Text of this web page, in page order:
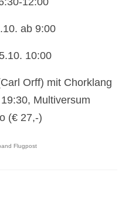
ab 9:00
10:00
Orff) mit Chorklang
Multiversum
(€ 27,-)
Flugpost